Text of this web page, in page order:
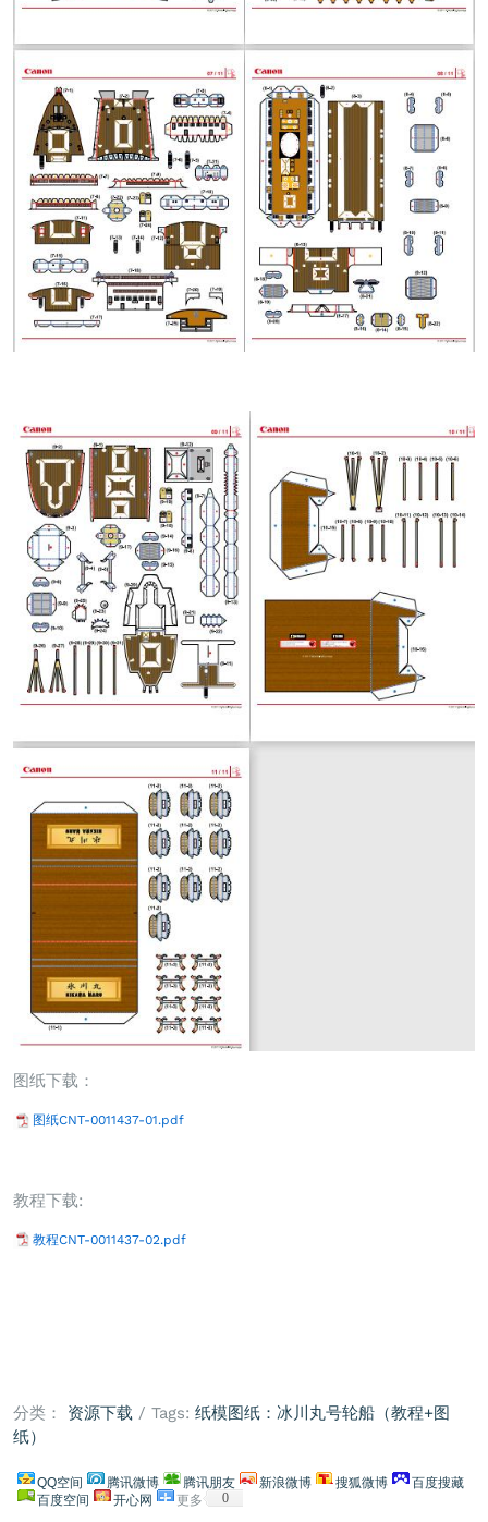
图纸下载：
图纸CNT-0011437-01.pdf
教程下载:
教程CNT-0011437-02.pdf
分类： 资源下载 / Tags: 纸模图纸：冰川丸号轮船（教程+图
纸）
QQ空间 腾讯微博 腾讯朋友 新浪微博 搜狐微博
百度搜藏
百度空间
开心网 更多 0